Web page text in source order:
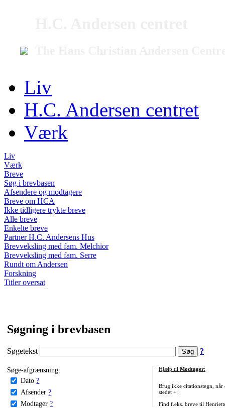
Liv
H.C. Andersen centret
Værk
Liv
Værk
Breve
Søg i brevbasen
Afsendere og modtagere
Breve om HCA
Ikke tidligere trykte breve
Alle breve
Enkelte breve
Partner H.C. Andersens Hus
Brevveksling med fam. Melchior
Brevveksling med fam. Serre
Rundt om Andersen
Forskning
Titler oversat
Søgning i brevbasen
Søgetekst ?
Søge-afgrænsning:
Dato ?
Afsender ?
Modtager ?
Hjælp til Modtager:
Brug ikke citationstegn, når
stedet +:
Find f.eks. breve til